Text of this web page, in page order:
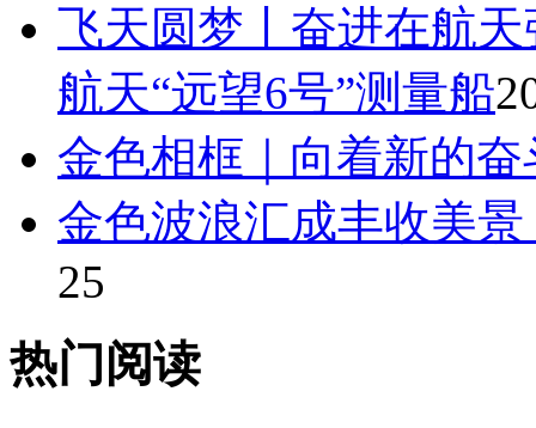
飞天圆梦丨奋进在航
航天“远望6号”测量船
金色相框｜向着新的
金色波浪汇成丰收美
25
热门阅读